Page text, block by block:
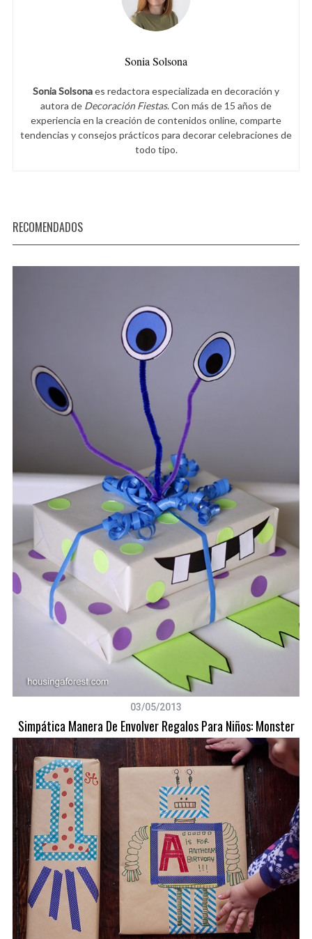
Sonia Solsona
Sonia Solsonaes redactora especializada en decoración y
autora de Decoración Fiestas. Con más de 15 años de
experiencia en la creación de contenidos online, comparte
tendencias y consejos prácticos para decorar celebraciones de
todo tipo.
RECOMENDADOS
03/05/2013
Simpática Manera De Envolver Regalos Para Niños: Monster
S
e
a
r
c
h
f